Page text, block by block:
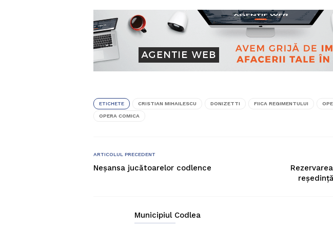
ETICHETE CRISTIAN MIHAILESCU DONIZETTI FIICA REGIMENTULUI
OPERA COMICA
ARTICOLUL PRECEDENT
Neşansa jucătoarelor codlence
Municipiul Codlea